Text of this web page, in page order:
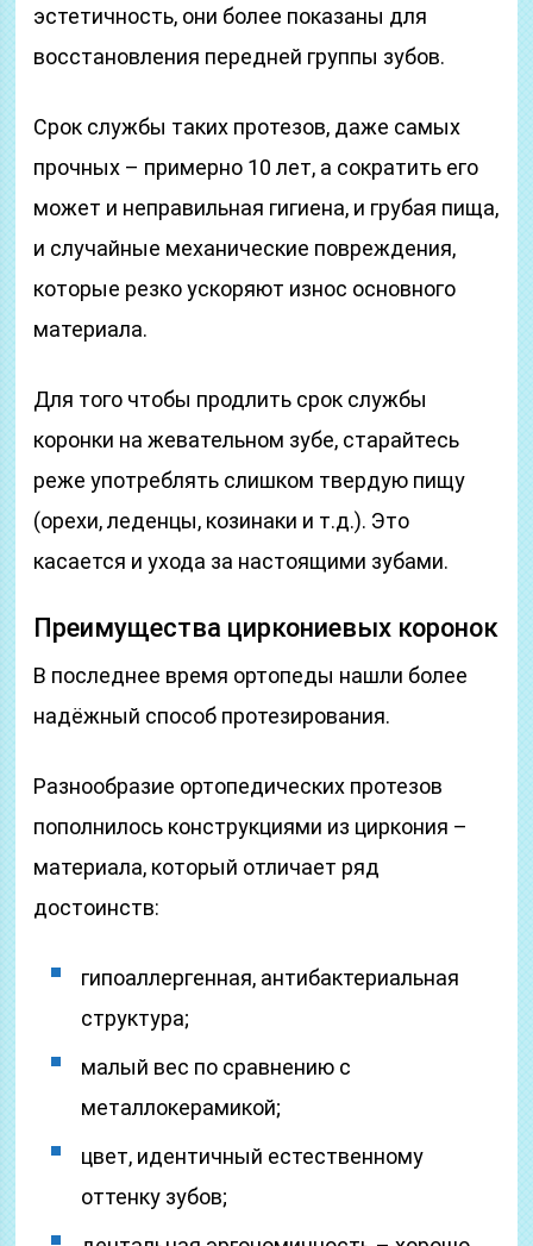
эстетичность, они более показаны для
восстановления передней группы зубов.
Срок службы таких протезов, даже самых
прочных – примерно 10 лет, а сократить его
может и неправильная гигиена, и грубая пища,
и случайные механические повреждения,
которые резко ускоряют износ основного
материала.
Для того чтобы продлить срок службы
коронки на жевательном зубе, старайтесь
реже употреблять слишком твердую пищу
(орехи, леденцы, козинаки и т.д.). Это
касается и ухода за настоящими зубами.
Преимущества циркониевых коронок
В последнее время ортопеды нашли более
надёжный способ протезирования.
Разнообразие ортопедических протезов
пополнилось конструкциями из циркония –
материала, который отличает ряд
достоинств:
гипоаллергенная, антибактериальная
структура;
малый вес по сравнению с
металлокерамикой;
цвет, идентичный естественному
оттенку зубов;